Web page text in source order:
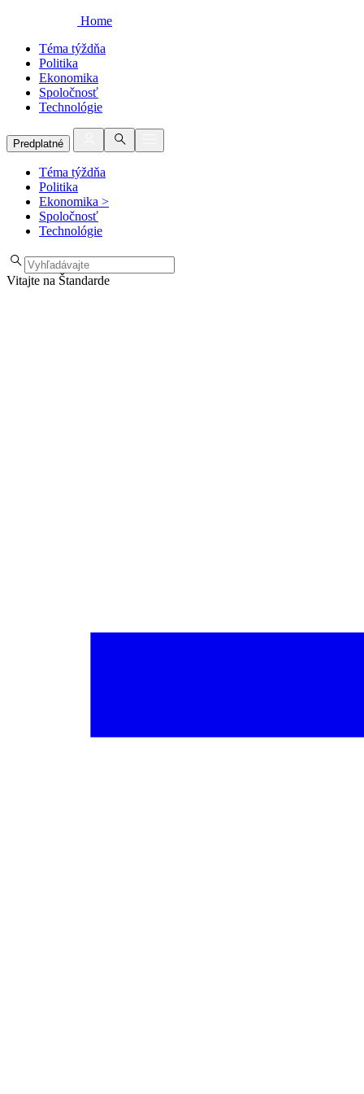
Home
Téma týždňa
Politika
Ekonomika
Spoločnosť
Technológie
Predplatné
Téma týždňa
Politika
Ekonomika >
Spoločnosť
Technológie
Vitajte na Štandarde